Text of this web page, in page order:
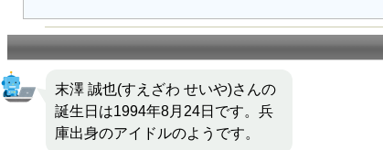
末澤 誠也(すえざわ せいや)さんの
誕生日は1994年8月24日です。兵
庫出身のアイドルのようです。